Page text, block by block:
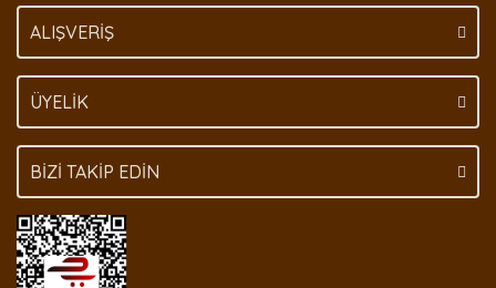
ALIŞVERİŞ
ÜYELİK
BİZİ TAKİP EDİN